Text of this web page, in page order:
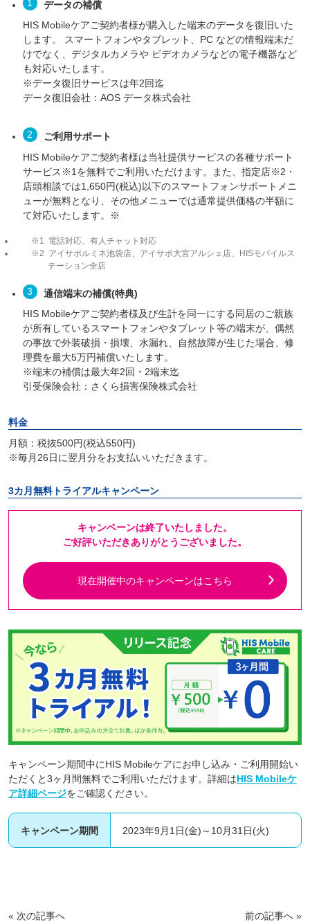
データの補償
HIS Mobileケアご契約者様が購入した端末のデータを復旧いた
します。 スマートフォンやタブレット、PC などの情報端末だ
けでなく、デジタルカメラや ビデオカメラなどの電子機器など
も対応いたします。
※データ復旧サービスは年2回迄
データ復旧会社：AOS データ株式会社
ご利用サポート
HIS Mobileケアご契約者様は当社提供サービスの各種サポート
サービス※1を無料でご利用いただけます。また、指定店※2・
店頭相談では1,650円(税込)以下のスマートフォンサポートメニ
ューが無料となり、その他メニューでは通常提供価格の半額に
て対応いたします。※
電話対応、有人チャット対応
アイサポルミネ池袋店、アイサポ大宮アルシェ店、HISモバイルス
テーション全店
通信端末の補償(特典)
HIS Mobileケアご契約者様及び生計を同一にする同居のご親族
が所有しているスマートフォンやタブレット等の端末が、偶然
の事故で外装破損・損壊、水漏れ、自然故障が生じた場合、修
理費を最大5万円補償いたします。
※端末の補償は最大年2回・2端末迄
引受保険会社：さくら損害保険株式会社
料金
月額：税抜500円(税込550円)
※毎月26日に翌月分をお支払いいただきます。
3カ月無料トライアルキャンペーン
キャンペーンは終了いたしました。
ご好評いただきありがとうございました。
現在開催中のキャンペーンはこちら
キャンペーン期間中にHIS Mobileケアにお申し込み・ご利用開始い
ただくと3ヶ月間無料でご利用いただけます。詳細はHIS Mobileケ
ア詳細ページをご確認ください。
キャンペーン期間 2023年9月1日(金)～10月31日(火)
« 次の記事へ 前の記事へ »